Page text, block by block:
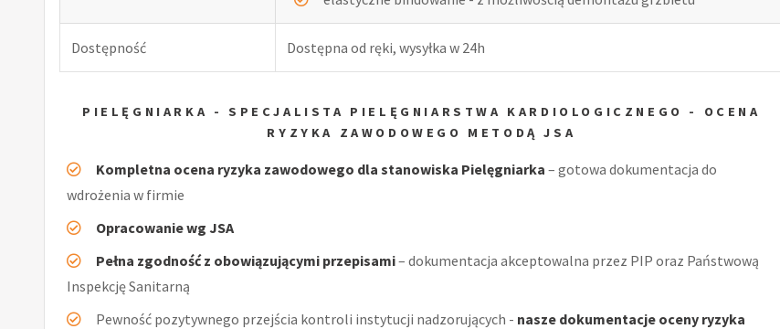
Dostępność Dostępna od ręki, wysyłka w 24h
PIELĘGNIARKA - SPECJALISTA PIELĘGNIARSTWA KARDIOLOGICZNEGO - OCENA
RYZYKA ZAWODOWEGO METODĄ JSA
Kompletna ocena ryzyka zawodowego dla stanowiska Pielęgniarka – gotowa dokumentacja do
wdrożenia w firmie
Opracowanie wg JSA
Pełna zgodność z obowiązującymi przepisami– dokumentacja akceptowalna przez PIP oraz Państwową
Inspekcję Sanitarną
Pewność pozytywnego przejścia kontroli instytucji nadzorujących - nasze dokumentacje oceny ryzyka